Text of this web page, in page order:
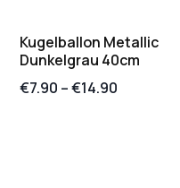
Kugelballon Metallic
Dunkelgrau 40cm
€7.90 –€14.90